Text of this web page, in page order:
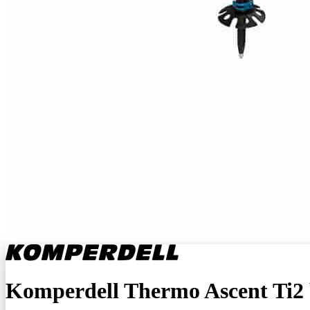
Komperdell Thermo Ascent Ti2